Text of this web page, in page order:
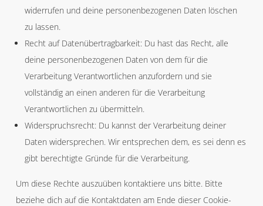
widerrufen und deine personenbezogenen Daten löschen
zu lassen.
Recht auf Datenübertragbarkeit: Du hast das Recht, alle
deine personenbezogenen Daten von dem für die
Verarbeitung Verantwortlichen anzufordern und sie
vollständig an einen anderen für die Verarbeitung
Verantwortlichen zu übermitteln.
Widerspruchsrecht: Du kannst der Verarbeitung deiner
Daten widersprechen. Wir entsprechen dem, es sei denn es
gibt berechtigte Gründe für die Verarbeitung.
Um diese Rechte auszuüben kontaktiere uns bitte. Bitte
beziehe dich auf die Kontaktdaten am Ende dieser Cookie-